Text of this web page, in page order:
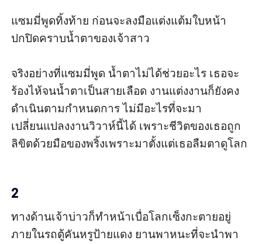
แซมมี่พูดทิ้งท้าย ก่อนจะลงมือแต่งแต้มใบหน้า
ปกปิดคราบน้ำตาของเจ้าสาว
จริงอย่างที่แซมมี่พูด น้ำตาไม่ได้ช่วยอะไร เธอจะ
ร้องไห้จนน้ำตาเป็นสายเลือด งานแต่งงานก็ยังคง
ดำเนินตามกำหนดการ ไม่มีอะไรที่จะมา
เปลี่ยนแปลงงานวิวาห์นี้ได้ เพราะชีวิตของเธอถูก
ลิขิตด้วยมือของพริ้งเพราะมาตั้งแต่เธอลืมตาดูโลก
2
ทางด้านเจ้าบ่าวก็ทำหน้าเบื่อโลกเซ็งกะตายอยู่
ภายในรถตู้คันหรูป้ายแดง ยานพาหนะที่จะนำพา